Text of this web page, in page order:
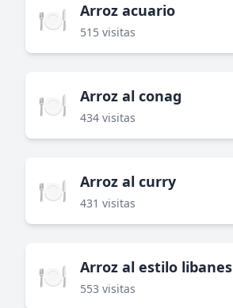
🍽️ Arroz acuario
515 visitas
🍽️ Arroz al conag
434 visitas
🍽️ Arroz al curry
431 visitas
🍽️ Arroz al estilo libanes
553 visitas